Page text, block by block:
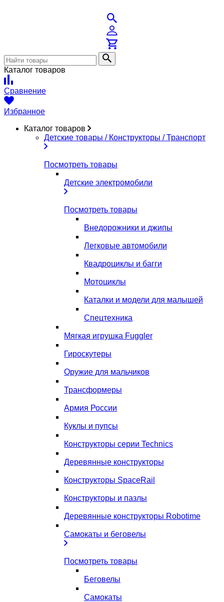
Каталог товаров
Сравнение
Избранное
Каталог товаров
Детские товары / Конструкторы / Транспорт
Посмотреть товары
Детские электромобили
Посмотреть товары
Внедорожники и джипы
Легковые автомобили
Квадроциклы и багги
Мотоциклы
Каталки и модели для малышей
Спецтехника
Мягкая игрушка Fuggler
Гироскутеры
Оружие для мальчиков
Трансформеры
Армия России
Куклы и пупсы
Конструкторы серии Technics
Деревянные конструкторы
Конструкторы SpaceRail
Конструкторы и пазлы
Деревянные конструкторы Robotime
Самокаты и беговелы
Посмотреть товары
Беговелы
Самокаты